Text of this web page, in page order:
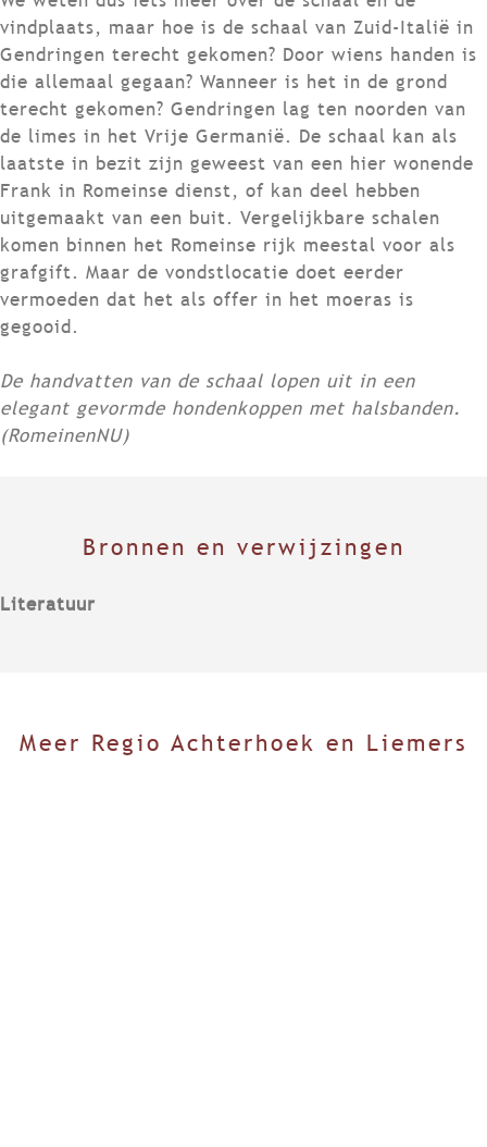
vindplaats, maar hoe is de schaal van Zuid-Italië in
Gendringen terecht gekomen? Door wiens handen is
die allemaal gegaan? Wanneer is het in de grond
terecht gekomen? Gendringen lag ten noorden van
de limes in het Vrije Germanië. De schaal kan als
laatste in bezit zijn geweest van een hier wonende
Frank in Romeinse dienst, of kan deel hebben
uitgemaakt van een buit. Vergelijkbare schalen
komen binnen het Romeinse rijk meestal voor als
grafgift. Maar de vondstlocatie doet eerder
vermoeden dat het als offer in het moeras is
gegooid.
De handvatten van de schaal lopen uit in een
elegant gevormde hondenkoppen met halsbanden.
(RomeinenNU)
Bronnen en verwijzingen
Literatuur
Meer Regio Achterhoek en Liemers